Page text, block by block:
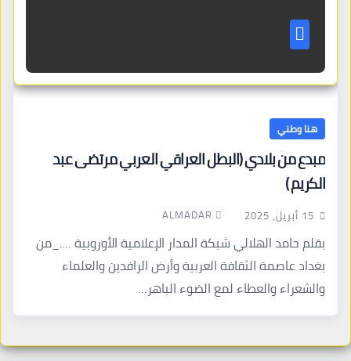
هنا وطني
مبدع من بلادي (البطل العراقي العربي مرتضى عبد
الكريم )
15 أبريل، 2025 ALMADAR
بقلم حامد الهلالي شبكة المدار الإعلامية الأوروبية …._من
بغداد عاصمة الثقافة العربية وأرض الرافدين والعلماء
والشعراء والعطاء لمع الضوء الباهر…